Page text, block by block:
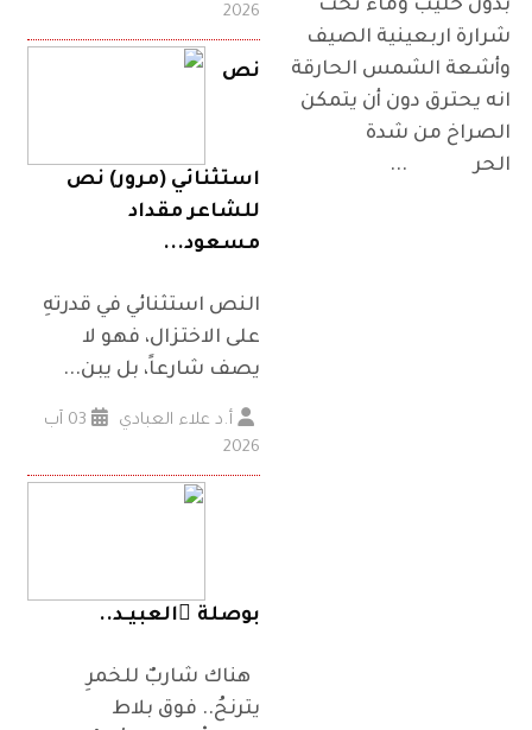
بدون حليب وماء تحت
شرارة اربعينية الصيف
وأشعة الشمس الحارقة
انه يحترق دون أن يتمكن
الصراخ من شدة
الحر ...
2026
نص
استثنائي (مرور) نص
للشاعر مقداد
مسعود...
النص استثنائي في قدرتهِ
على الاختزال، فهو لا
يصف شارعاً، بل يبن...
أ.د علاء العبادي
03 آب
2026
بوصلة ُالعبيـد..
هناك شاربٌ للخمرِ
يترنحُ.. فوق بلاط